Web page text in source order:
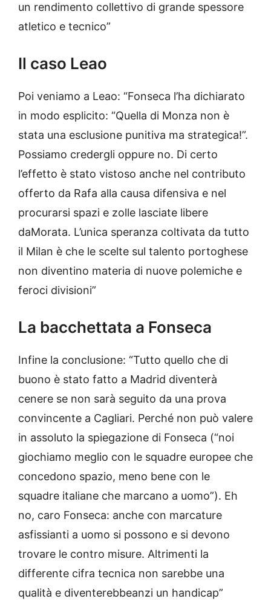
un rendimento collettivo di grande spessore
atletico e tecnico”
Il caso Leao
Poi veniamo a Leao: “Fonseca l’ha dichiarato
in modo esplicito: “Quella di Monza non è
stata una esclusione punitiva ma strategica!”.
Possiamo credergli oppure no. Di certo
l’effetto è stato vistoso anche nel contributo
offerto da Rafa alla causa difensiva e nel
procurarsi spazi e zolle lasciate libere
daMorata. L’unica speranza coltivata da tutto
il Milan è che le scelte sul talento portoghese
non diventino materia di nuove polemiche e
feroci divisioni”
La bacchettata a Fonseca
Infine la conclusione: “Tutto quello che di
buono è stato fatto a Madrid diventerà
cenere se non sarà seguito da una prova
convincente a Cagliari. Perché non può valere
in assoluto la spiegazione di Fonseca (“noi
giochiamo meglio con le squadre europee che
concedono spazio, meno bene con le
squadre italiane che marcano a uomo”). Eh
no, caro Fonseca: anche con marcature
asfissianti a uomo si possono e si devono
trovare le contro misure. Altrimenti la
differente cifra tecnica non sarebbe una
qualità e diventerebbeanzi un handicap”